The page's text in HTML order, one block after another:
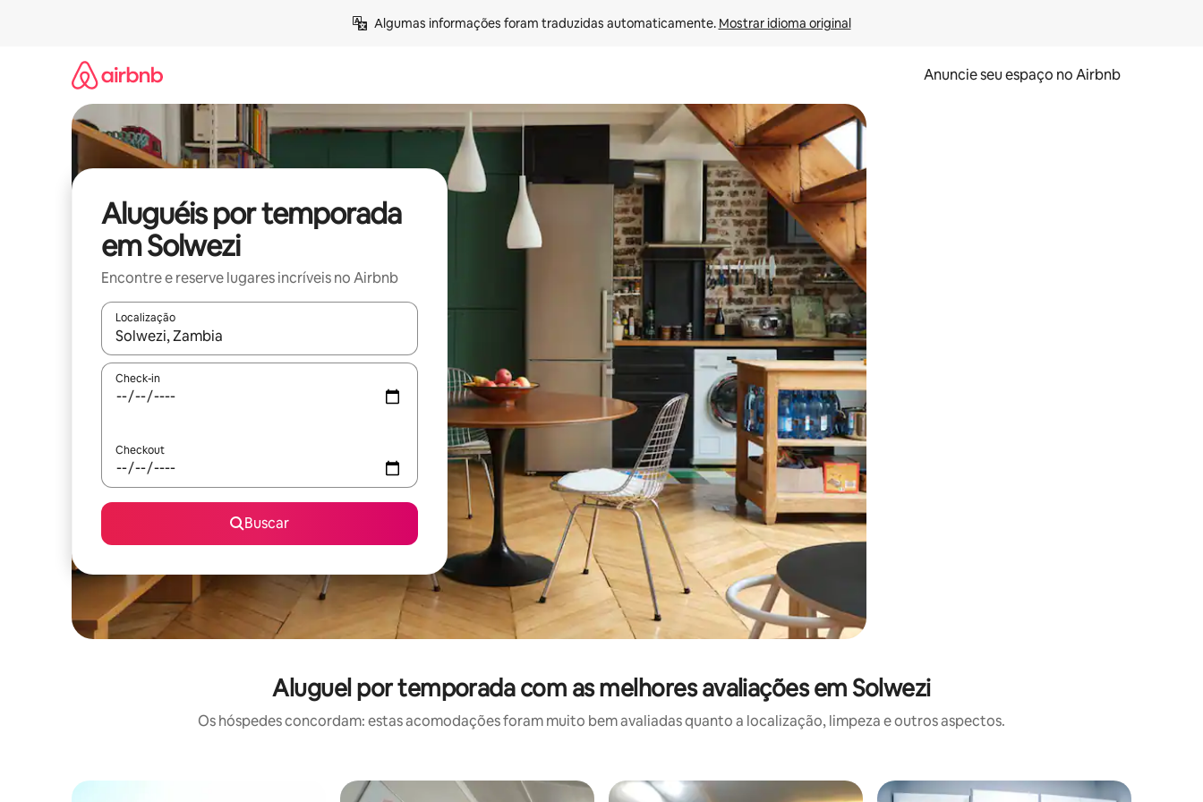
Algumas informações foram traduzidas automaticamente. Mostrar idioma original
Anuncie seu espaço no Airbnb
Aluguéis por temporada
em Solwezi
Encontre e reserve lugares incríveis no Airbnb
Localização
Quando os resultados estiverem disponíveis, explore-os usando as seta para cima e para baixo do teclado ou tocando e deslizando o dedo na tela.
Check-in
Checkout
Buscar
Aluguel por temporada com as melhores avaliações em Solwezi
Os hóspedes concordam: estas acomodações foram muito bem avaliadas quanto a localização, limpeza e outros aspectos.